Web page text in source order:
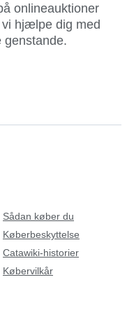
onlineauktioner
hjælpe dig med
genstande.
Sådan køber du
Køberbeskyttelse
Catawiki-historier
Købervilkår